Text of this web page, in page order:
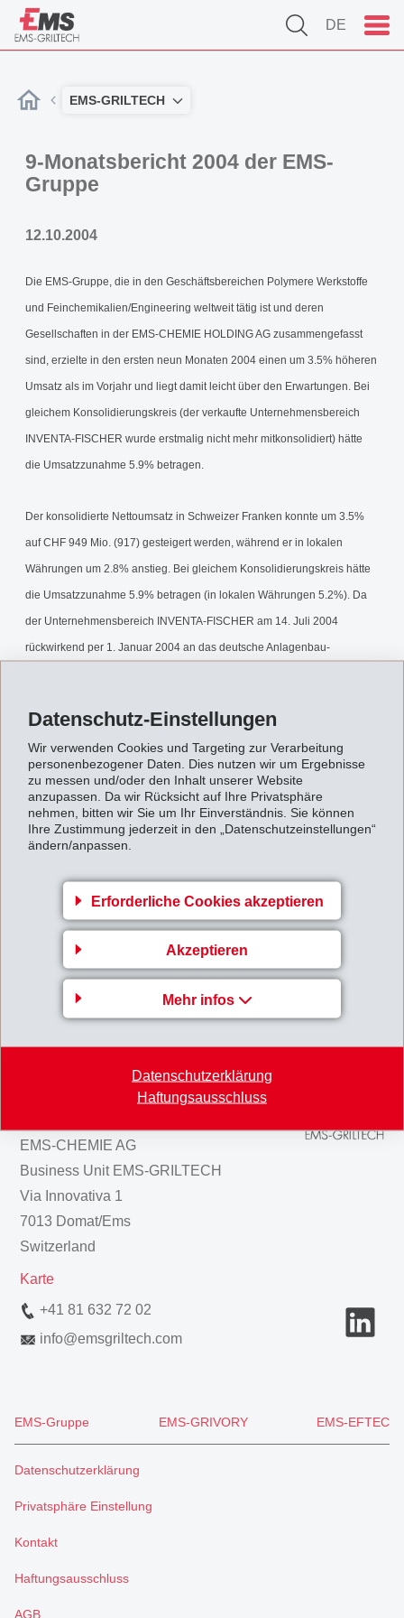
Datenschutz-Einstellungen
Wir verwenden Cookies und Targeting zur Verarbeitung
personenbezogener Daten. Dies nutzen wir um Ergebnisse
zu messen und/oder den Inhalt unserer Website
anzupassen. Da wir Rücksicht auf Ihre Privatsphäre
nehmen, bitten wir Sie um Ihr Einverständnis. Sie können
Ihre Zustimmung jederzeit in den „Datenschutzeinstellungen“
ändern/anpassen.
Erforderliche Cookies akzeptieren
Akzeptieren
Mehr infos
Datenschutzerklärung
Haftungsausschluss
DE
EMS-GRILTECH
9-Monatsbericht 2004 der EMS-
Gruppe
12.10.2004
Die EMS-Gruppe, die in den Geschäftsbereichen Polymere Werkstoffe
und Feinchemikalien/Engineering weltweit tätig ist und deren
Gesellschaften in der EMS-CHEMIE HOLDING AG zusammengefasst
sind, erzielte in den ersten neun Monaten 2004 einen um 3.5% höheren
Umsatz als im Vorjahr und liegt damit leicht über den Erwartungen. Bei
gleichem Konsolidierungskreis (der verkaufte Unternehmensbereich
INVENTA-FISCHER wurde erstmalig nicht mehr mitkonsolidiert) hätte
die Umsatzzunahme 5.9% betragen.
Der konsolidierte Nettoumsatz in Schweizer Franken konnte um 3.5%
auf CHF 949 Mio. (917) gesteigert werden, während er in lokalen
Währungen um 2.8% anstieg. Bei gleichem Konsolidierungskreis hätte
die Umsatzzunahme 5.9% betragen (in lokalen Währungen 5.2%). Da
der Unternehmensbereich INVENTA-FISCHER am 14. Juli 2004
rückwirkend per 1. Januar 2004 an das deutsche Anlagenbau-
Während die Umsatzentwicklung in USA und Asien planmässig verlief,
lag der erzielte Umsatz in Europa auch im dritten Quartal über den
Erwartungen. Eine erfreuliche Mengenentwicklung zeigte vor allem der
Bereich der Polymeren Werkstoffe.
Per Ende 2004 erwartet EMS unverändert einen leicht höheren Umsatz
und ein leicht höheres Betriebsergebnis (EBIT) als im Vorjahr.
9-Monatsbericht2004.pdf
Zurück zur Übersicht
Gruppenleitung
EMS-CHEMIE AG
Business Unit EMS-GRILTECH
Via Innovativa 1
7013 Domat/Ems
Switzerland
Karte
+41 81 632 72 02
info@emsgriltech.com
EMS-Gruppe EMS-GRIVORY EMS-EFTEC
Datenschutzerklärung
Privatsphäre Einstellung
Kontakt
Haftungsausschluss
AGB